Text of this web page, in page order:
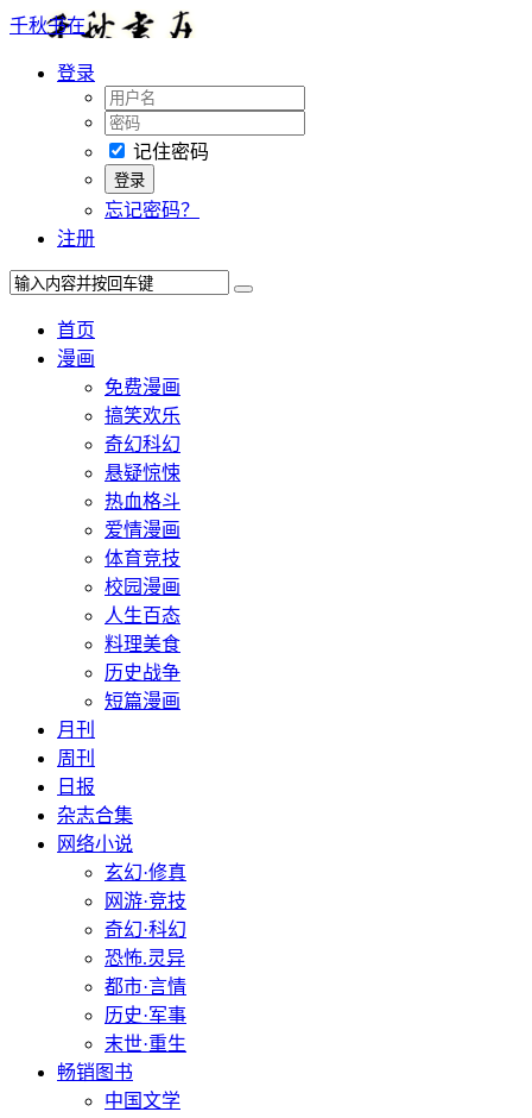
千秋书在
登录
记住密码
忘记密码？
注册
首页
漫画
免费漫画
搞笑欢乐
奇幻科幻
悬疑惊悚
热血格斗
爱情漫画
体育竞技
校园漫画
人生百态
料理美食
历史战争
短篇漫画
月刊
周刊
日报
杂志合集
网络小说
玄幻·修真
网游·竞技
奇幻·科幻
恐怖.灵异
都市·言情
历史·军事
末世·重生
畅销图书
中国文学